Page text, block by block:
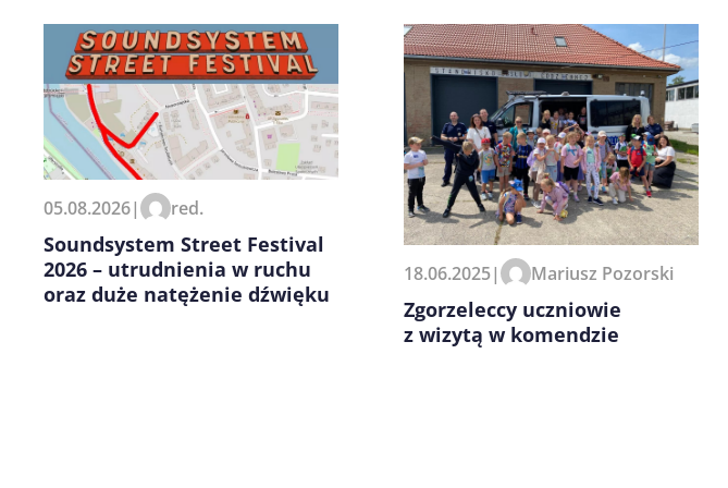
Zapamiętaj moje dane w tej przeglądarce podczas pisania
kolejnych komentarzy.
05.08.2026| red.
Soundsystem Street Festival
2026 – utrudnienia w ruchu
oraz duże natężenie dźwięku
18.06.2025| Mariusz Pozorski
Zgorzeleccy uczniowie
z wizytą w komendzie